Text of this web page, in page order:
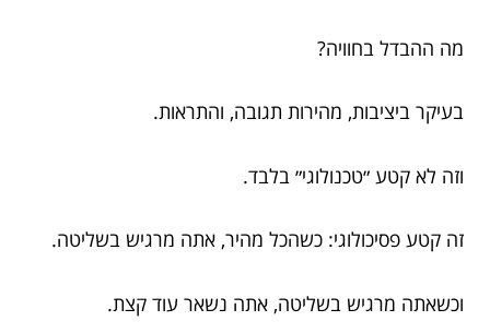
מה ההבדל בחוויה?
בעיקר ביציבות, מהירות תגובה, והתראות.
וזה לא קטע ״טכנולוגי״ בלבד.
זה קטע פסיכולוגי: כשהכל מהיר, אתה מרגיש בשליטה.
וכשאתה מרגיש בשליטה, אתה נשאר עוד קצת.